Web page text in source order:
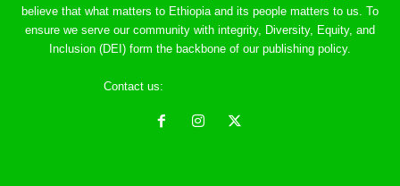
believe that what matters to Ethiopia and its people matters to us. To
ensure we serve our community with integrity, Diversity, Equity, and
Inclusion (DEI) form the backbone of our publishing policy.
Contact us: